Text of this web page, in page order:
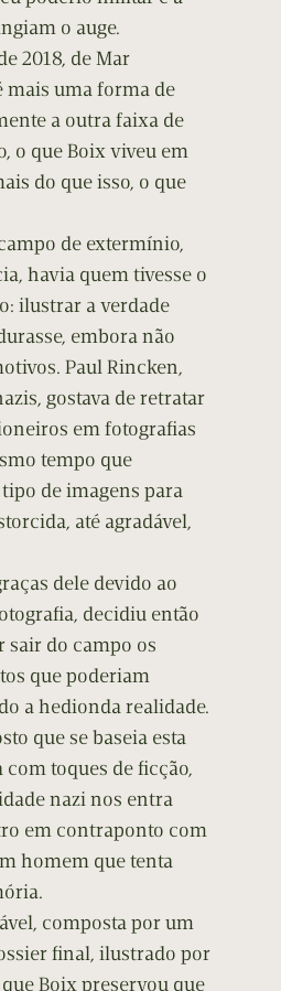
o auge.
2018, de Mar
mais uma forma de
a outra faixa de
o que Boix viveu em
do que isso, o que
de extermínio,
havia quem tivesse o
ilustrar a verdade
embora não
Paul Rincken,
gostava de retratar
em fotografias
tempo que
tipo de imagens para
até agradável,
dele devido ao
decidiu então
sair do campo os
que poderiam
a hedionda realidade.
que se baseia esta
toques de ficção,
nazi nos entra
em contraponto com
homem que tenta
composta por um
final, ilustrado por
Boix preservou que